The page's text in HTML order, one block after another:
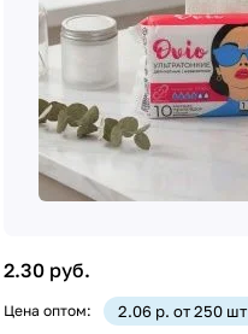
2.30 руб.
Цена оптом: 2.06 р. от 250 шт